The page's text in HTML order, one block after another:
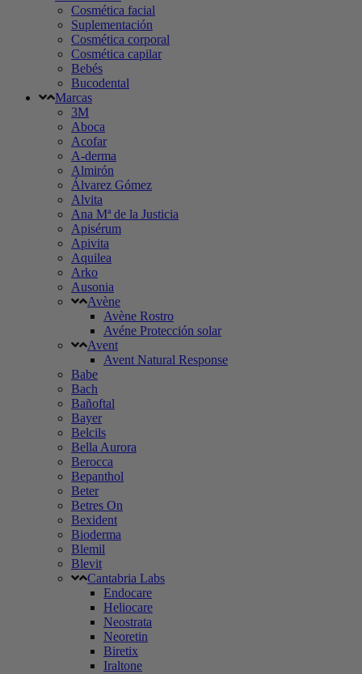
Cosmética facial
Suplementación
Cosmética corporal
Cosmética capilar
Bebés
Bucodental
Marcas
3M
Aboca
Acofar
A-derma
Almirón
Álvarez Gómez
Alvita
Ana Mª de la Justicia
Apisérum
Apivita
Aquilea
Arko
Ausonia
Avène
Avène Rostro
Avéne Protección solar
Avent
Avent Natural Response
Babe
Bach
Bañoftal
Bayer
Belcils
Bella Aurora
Berocca
Bepanthol
Beter
Betres On
Bexident
Bioderma
Blemil
Blevit
Cantabria Labs
Endocare
Heliocare
Neostrata
Neoretin
Biretix
Iraltone